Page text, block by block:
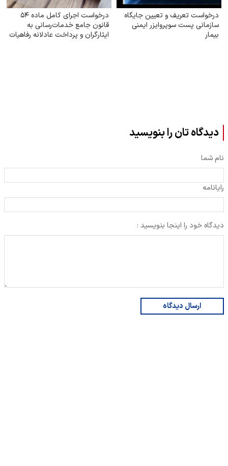
درخواست تعریف و تعیین جایگاه
سازمانی پست سوپروایزر ایمنی
بیمار
درخواست اجرای کامل ماده ۵۴
قانون جامع خدمات‌رسانی به
ایثارگران و پرداخت عادلانه رفاهیات
دیدگاه تان را بنویسید
نام شما
رایانامه
دیدگاه خود را اینجا بنویسید :
ارسال دیدگاه